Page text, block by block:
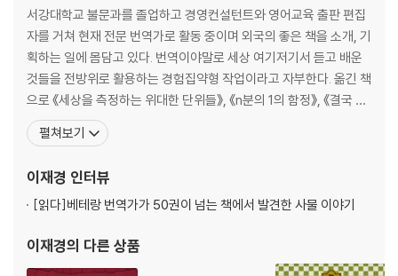
서강대학교 불문과를 졸업하고 경영컨설턴트와 영어교육 출판 편집
자를 거쳐 현재 전문 번역가로 활동 중이며 외국의 좋은 책을 소개, 기
획하는 일에 몸담고 있다. 번역이야말로 세상 여기저기서 듣고 배운
것들을 전방위로 활용하는 경험집약형 작업이라고 자부한다. 옮긴 책
으로 《세상을 측정하는 위대한 단위들》, 《n분의 1의 함정》, 《결국 해
내는 사람들의 원칙》, 《가치관의 탄생》, 《세상의 모든 공식》, 《달 . 낭
만의 달, 광기의 달》, 《우리는 10분에 세 번 거짓말한다》, 《이노베이
명언집 《다시 일어서는 게
펼쳐보기
이재경 인터뷰
[읽다]베테랑 번역가가 50권이 넘는 책에서 발견한 사물 이야기
이재경의 다른 상품